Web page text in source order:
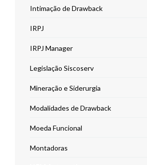
Intimação de Drawback
IRPJ
IRPJ Manager
Legislação Siscoserv
Mineração e Siderurgia
Modalidades de Drawback
Moeda Funcional
Montadoras